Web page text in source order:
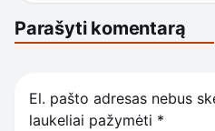
Parašyti komentarą
El. pašto adresas nebus
laukeliai pažymėti *